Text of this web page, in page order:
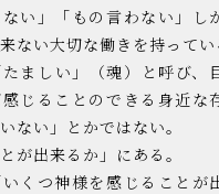
ない」「もの言わない」し
ない大切な働きを持ってい
ましい」（魂）と呼び、
じることのできる身近な
ない」とかではない。
が出来るか」にある。
くつ神様を感じることが